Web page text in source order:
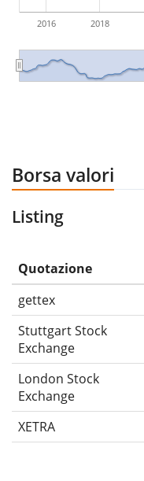
2016 2018
Borsa valori
Listing
Quotazione
gettex
Stuttgart Stock
Exchange
London Stock
Exchange
XETRA